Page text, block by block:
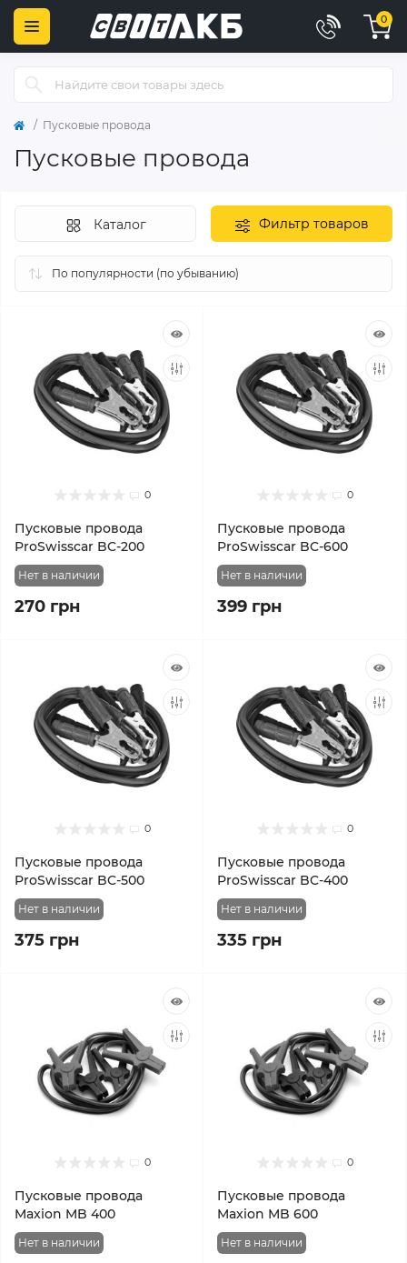
0
Пусковые провода
Пусковые провода
Фильтр товаров
Каталог
0
Пусковые провода
ProSwisscar BC-200
Нет в наличии
270 грн
0
Пусковые провода
ProSwisscar BC-600
Нет в наличии
399 грн
0
Пусковые провода
ProSwisscar BC-500
Нет в наличии
375 грн
0
Пусковые провода
ProSwisscar BC-400
Нет в наличии
335 грн
0
Пусковые провода
Maxion MB 400
Нет в наличии
0
Пусковые провода
Maxion MB 600
Нет в наличии